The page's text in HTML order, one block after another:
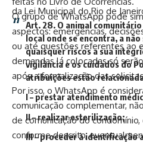
O grupo de WhatsApp pode
aspectos: emergências,
ou até questões referentes ao
demandas lá colocadas só
após a formalização das
Por isso, o WhatsApp é
comunicação complementar,
de comunicação do
conforme descrito,
da Lei Municipal do Rio de
Art. 28. O animal
local onde se encontra, a
quaisquer riscos a sua
vigilância e os cuidados do
atribuições estão
I – prestar atendimento
II – realizar esterilização;
III – proceder à identificação